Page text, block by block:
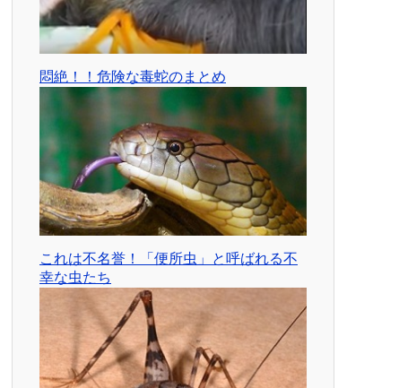
悶絶！！危険な毒蛇のまとめ
これは不名誉！「便所虫」と呼ばれる不
幸な虫たち